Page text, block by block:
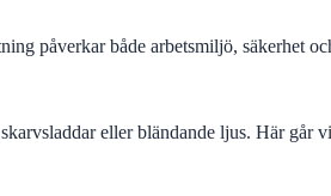
påverkar både arbetsmiljö, säkerhet
eller bländande ljus. Här